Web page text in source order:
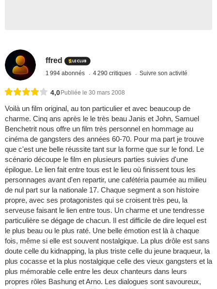
ffred
1 994 abonnés 4 290 critiques Suivre son activité
4,0 Publiée le 30 mars 2008
Voilà un film original, au ton particulier et avec beaucoup de
charme. Cinq ans après le le très beau Janis et John, Samuel
Benchetrit nous offre un film très personnel en hommage au
cinéma de gangsters des années 60-70. Pour ma part je trouve
que c'est une belle réussite tant sur la forme que sur le fond. Le
scénario découpe le film en plusieurs parties suivies d'une
épilogue. Le lien fait entre tous est le lieu où finissent tous les
personnages avant d'en repartir, une cafétéria paumée au milieu
de nul part sur la nationale 17. Chaque segment a son histoire
propre, avec ses protagonistes qui se croisent très peu, la
serveuse faisant le lien entre tous. Un charme et une tendresse
particulière se dégage de chacun. Il est difficile de dire lequel est
le plus beau ou le plus raté. Une belle émotion est là à chaque
fois, même si elle est souvent nostalgique. La plus drôle est sans
doute celle du kidnapping, la plus triste celle du jeune braqueur, la
plus cocasse et la plus nostalgique celle des vieux gangsters et la
plus mémorable celle entre les deux chanteurs dans leurs
propres rôles Bashung et Arno. Les dialogues sont savoureux,